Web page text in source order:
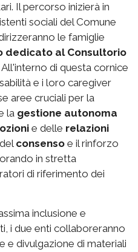
Il percorso inizierà in
sociali del Comune
le famiglie
dedicato al Consultorio
All'interno di questa cornice
e i loro caregiver
aree cruciali per la
la gestione autonoma
e delle relazioni
consenso e il rinforzo
in stretta
di riferimento dei
inclusione e
i due enti collaboreranno
e divulgazione di materiali